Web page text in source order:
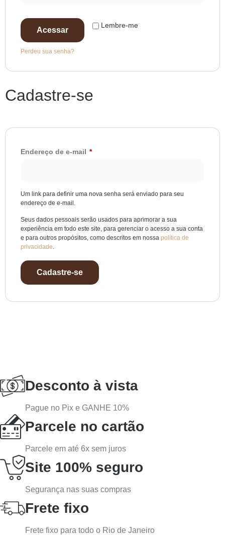
Lembre-me
Acessar
Perdeu sua senha?
Cadastre-se
Endereço de e-mail *
Um link para definir uma nova senha será enviado para seu
endereço de e-mail.
Seus dados pessoais serão usados para aprimorar a sua
experiência em todo este site, para gerenciar o acesso a sua conta
e para outros propósitos, como descritos em nossa política de
privacidade
Cadastre-se
Desconto à vista
Pague no Pix e GANHE 10%
Parcele no cartão
Parcele em até 6x sem juros
Site 100% seguro
Segurança nas suas compras
Frete fixo
Frete fixo para todo o Rio de Janeiro